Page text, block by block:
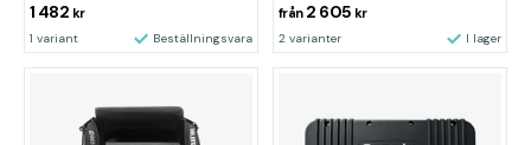
1 482 kr
1 variant Beställningsvara
från 2 605 kr
2 varianter I lager